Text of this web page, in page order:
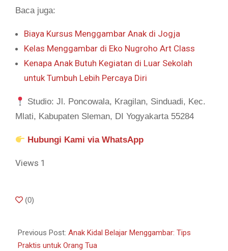
Baca juga:
Biaya Kursus Menggambar Anak di Jogja
Kelas Menggambar di Eko Nugroho Art Class
Kenapa Anak Butuh Kegiatan di Luar Sekolah
untuk Tumbuh Lebih Percaya Diri
Studio: Jl. Poncowala, Kragilan, Sinduadi, Kec.
Mlati, Kabupaten Sleman, DI Yogyakarta 55284
Hubungi Kami via WhatsApp
Views 1
2026-
(0)
Previous Post: Anak Kidal Belajar Menggambar: Tips
Praktis untuk Orang Tua